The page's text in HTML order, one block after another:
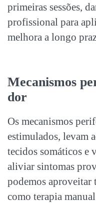
primeiras sessões,
profissional para
melhora a longo
Mecanismos
dor
Os mecanismos
estimulados, levam
tecidos somáticos e
aliviar sintomas
podemos aproveitar
como terapia